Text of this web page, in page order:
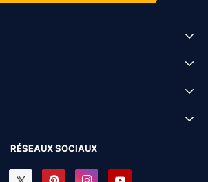
RÉSEAUX SOCIAUX